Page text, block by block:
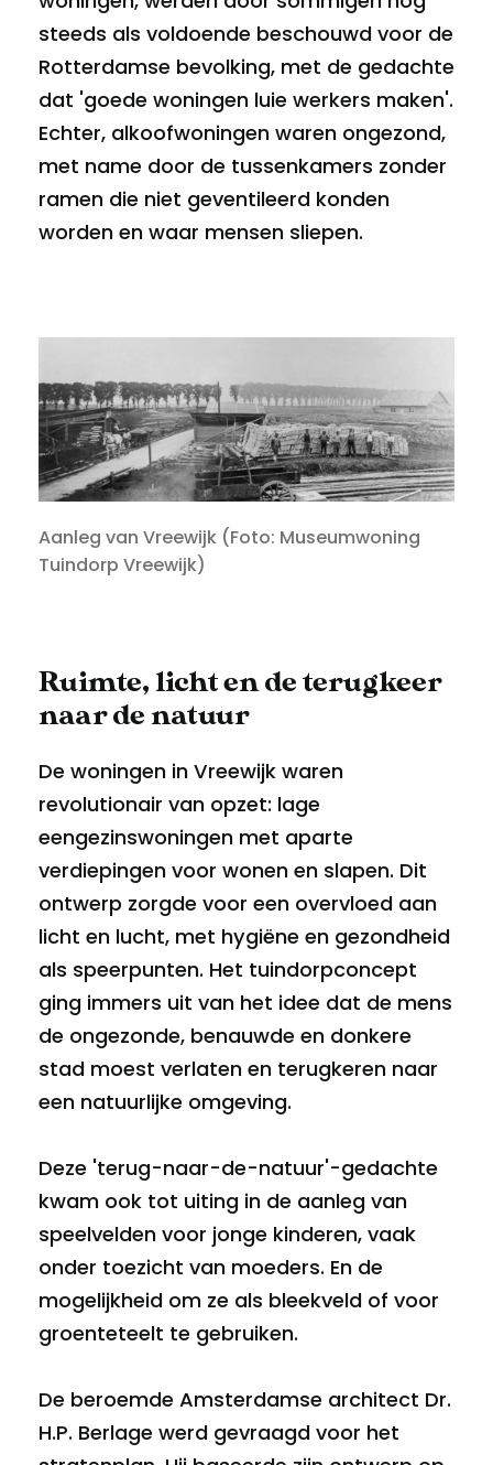
steeds als voldoende beschouwd voor de
Rotterdamse bevolking, met de gedachte
dat 'goede woningen luie werkers maken'.
Echter, alkoofwoningen waren ongezond,
met name door de tussenkamers zonder
ramen die niet geventileerd konden
worden en waar mensen sliepen.
Aanleg van Vreewijk (Foto: Museumwoning
Tuindorp Vreewijk)
Ruimte, licht en de terugkeer
naar de natuur
De woningen in Vreewijk waren
revolutionair van opzet: lage
eengezinswoningen met aparte
verdiepingen voor wonen en slapen. Dit
ontwerp zorgde voor een overvloed aan
licht en lucht, met hygiëne en gezondheid
als speerpunten. Het tuindorpconcept
ging immers uit van het idee dat de mens
de ongezonde, benauwde en donkere
stad moest verlaten en terugkeren naar
een natuurlijke omgeving.
Deze 'terug-naar-de-natuur'-gedachte
kwam ook tot uiting in de aanleg van
speelvelden voor jonge kinderen, vaak
onder toezicht van moeders. En de
mogelijkheid om ze als bleekveld of voor
groenteteelt te gebruiken.
De beroemde Amsterdamse architect Dr.
H.P. Berlage werd gevraagd voor het